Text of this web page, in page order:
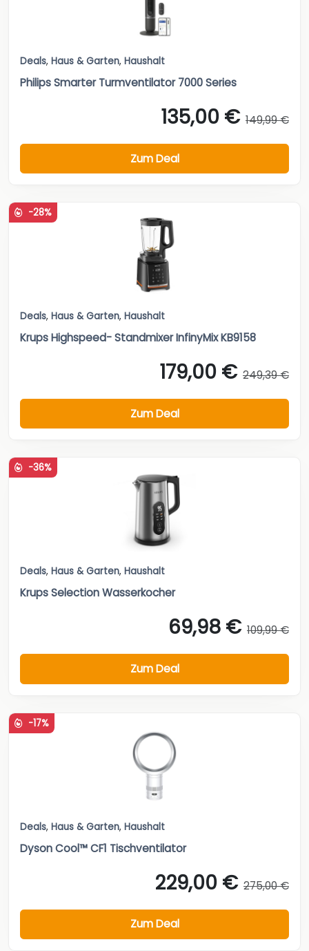
Deals, Haus & Garten, Haushalt
Philips Smarter Turmventilator 7000 Series
135,00 € 149,99 €
Zum Deal
-28%
Deals, Haus & Garten, Haushalt
Krups Highspeed- Standmixer InfinyMix KB9158
179,00 € 249,39 €
Zum Deal
-36%
Deals, Haus & Garten, Haushalt
Krups Selection Wasserkocher
69,98 € 109,99 €
Zum Deal
-17%
Deals, Haus & Garten, Haushalt
Dyson Cool™ CF1 Tischventilator
229,00 € 275,00 €
Zum Deal